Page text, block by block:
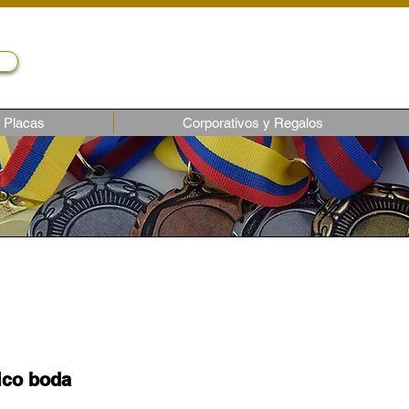
Placas Corporativos y Regalos
boda